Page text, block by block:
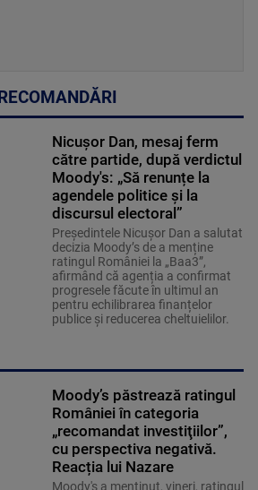
RECOMANDĂRI
Nicușor Dan, mesaj ferm
către partide, după verdictul
Moody's: „Să renunțe la
agendele politice şi la
discursul electoral”
Președintele Nicușor Dan a salutat
decizia Moody’s de a menține
ratingul României la „Baa3”,
afirmând că agenția a confirmat
progresele făcute în ultimul an
pentru echilibrarea finanțelor
publice și reducerea cheltuielilor.
Moody’s păstrează ratingul
României în categoria
„recomandat investiţiilor”,
cu perspectiva negativă.
Reacția lui Nazare
Moody's a menţinut, vineri, ratingul